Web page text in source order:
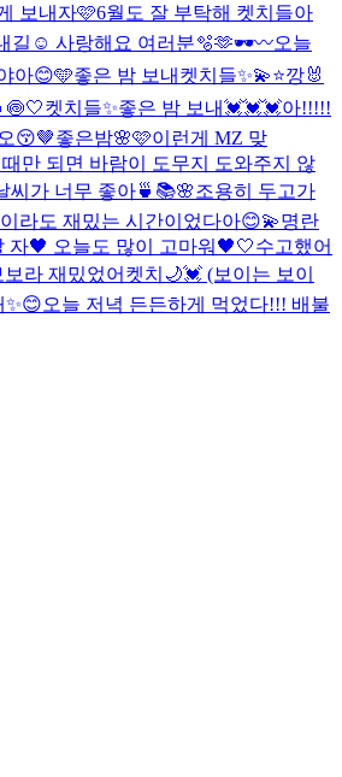
보내자🩷6월도 잘 부탁해 켓치들아
길☺️ 사랑해요 여러분🫧🫶🕶️〰️오늘
아😊🩵좋은 밤 보내켓치들✨💫⭐️깡🐰
켓치들✨좋은 밤 보내💓💓💓아!!!!!
😚🤎좋은밤🌸🩷이런게 MZ 맞
만 되면 바람이 도무지 도와주지 않
씨가 너무 좋아🍵📚🌸조용히 두고가
라도 재밌는 시간이었다아😊💫명란
자🖤 오늘도 많이 고마워🖤🤍수고했어
보라 재밌었어켓치🌙💓 (보이는 보이
오늘 저녁 든든하게 먹었다!!! 배불